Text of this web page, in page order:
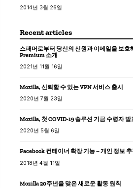
2014년 3월 26일
Recent articles
스패머로부터 당신의 신원과 이메일을 보호
Premium 소개
2021년 11월 16일
Mozilla, 신뢰할 수 있는 VPN 서비스 출시
2020년 7월 23일
Mozilla, 첫 COVID-19 솔루션 기금 수령자 발
2020년 5월 6일
Facebook 컨테이너 확장 기능 – 개인 정보
2018년 4월 11일
Mozilla 20주년을 맞은 새로운 활동 원칙